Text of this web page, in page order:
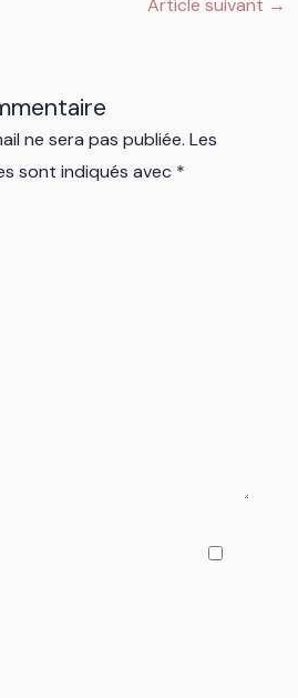
Article suivant →
ne sera pas publiée. Les
sont indiqués avec *